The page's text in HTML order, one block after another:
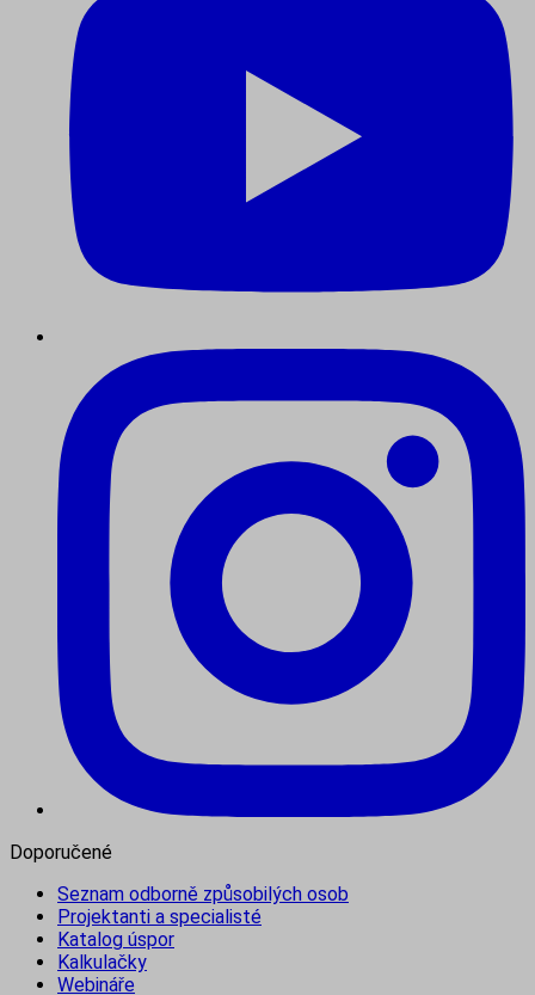
Doporučené
Seznam odborně způsobilých osob
Projektanti a specialisté
Katalog úspor
Kalkulačky
Webináře